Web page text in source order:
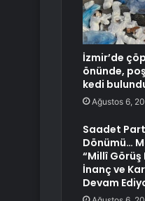
İzmir’de
önünde,
kedi
Ağustos 6,
Saadet
Dönümü…
“Millî Görüş
İnanç ve
Devam